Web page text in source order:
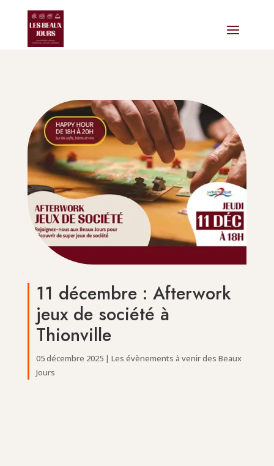
11 décembre : Afterwork
jeux de société à
Thionville
05 décembre 2025| Les évènements à venir des Beaux
Jours